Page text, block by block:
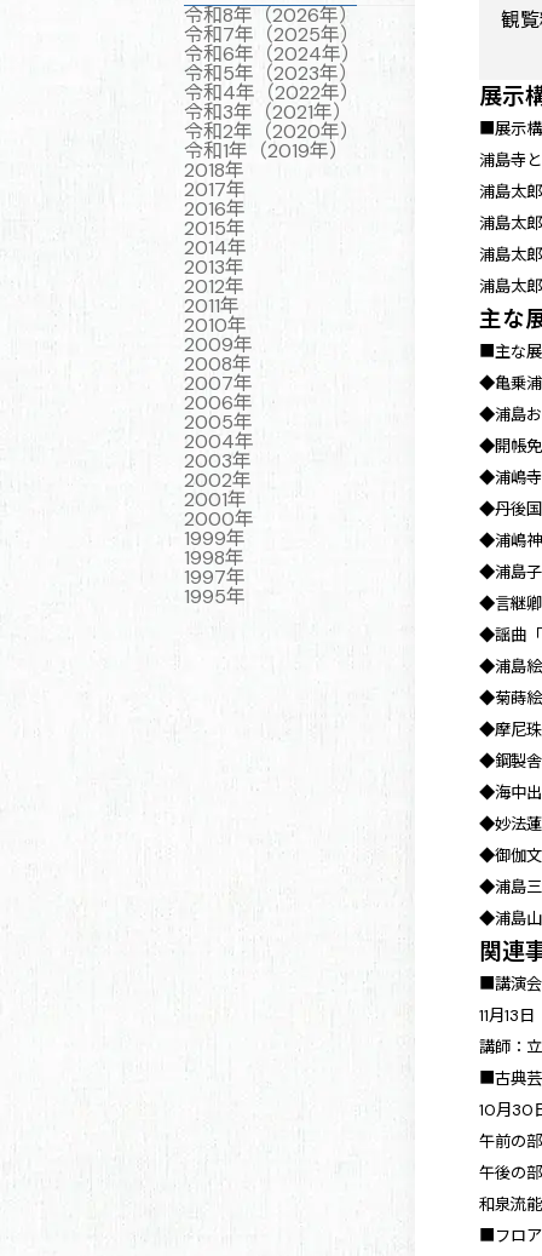
観
展示
■展示
浦島寺
浦島太
浦島太
浦島太
浦島太
主な
■主な
◆亀乗浦
◆浦島お
◆開帳免
◆浦嶋寺
◆丹後国
◆浦嶋神
◆浦島子
◆言継
◆謡曲「
◆浦島
◆菊蒔絵
◆摩尼珠
◆鋼製舎
◆海中出
◆妙法蓮
◆御伽文
◆浦島三
◆浦島山
関連
■講演
11月13
講師：
■古典
10月30
午前の
午後の
和泉流
■フロ
令和8年（2026年）
令和7年（2025年）
令和6年（2024年）
令和5年（2023年）
令和4年（2022年）
令和3年（2021年）
令和2年（2020年）
令和1年（2019年）
2018年
2017年
2016年
2015年
2014年
2013年
2012年
2011年
2010年
2009年
2008年
2007年
2006年
2005年
2004年
2003年
2002年
2001年
2000年
1999年
1998年
1997年
1995年